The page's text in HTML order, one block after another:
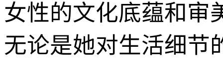
女性的文化底蕴和审
无论是她对生活细节